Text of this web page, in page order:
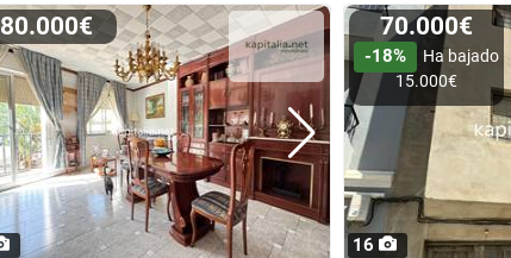
180.000€
16
70.000€
-18%
Ha bajado
15.000€